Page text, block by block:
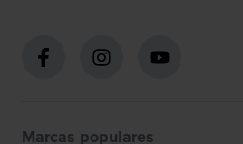
Marcas populares